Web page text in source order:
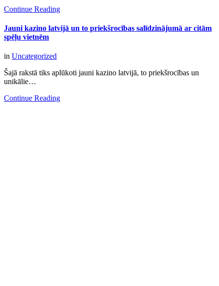
Continue Reading
Jauni kazino latvijā un to priekšrocības salīdzinājumā ar citām
spēļu vietnēm
in Uncategorized
Šajā rakstā tiks aplūkoti jauni kazino latvijā, to priekšrocības un
unikālie…
Continue Reading